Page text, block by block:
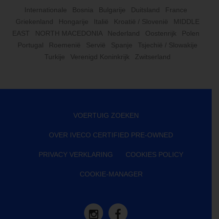
Internationale Bosnia Bulgarije Duitsland
France
Griekenland
Hongarije Italië Kroatië / Slovenië
MIDDLE
EAST
NORTH MACEDONIA Nederland Oostenrijk
Polen
Portugal
Roemenië Servië Spanje
Tsjechië / Slowakije
Turkije
Verenigd Koninkrijk Zwitserland
VOERTUIG ZOEKEN
OVER IVECO CERTIFIED PRE-OWNED
PRIVACY VERKLARING COOKIES POLICY
COOKIE-MANAGER